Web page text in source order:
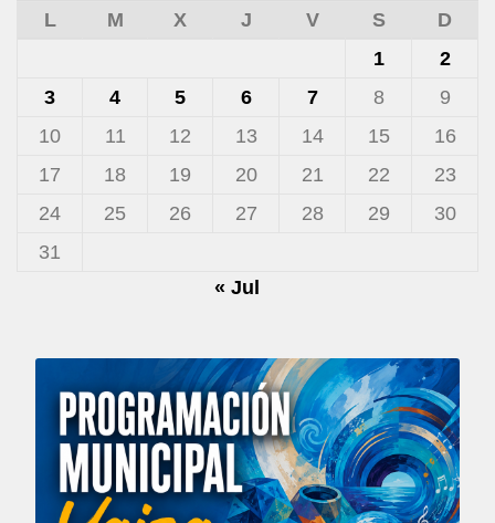
L
M X J V S
D
1
2
3
4 5 6 7 8
9
10
11 12 13 14 15
16
17
18 19 20 21 22
23
24
25 26 27 28 29
30
31
« Jul